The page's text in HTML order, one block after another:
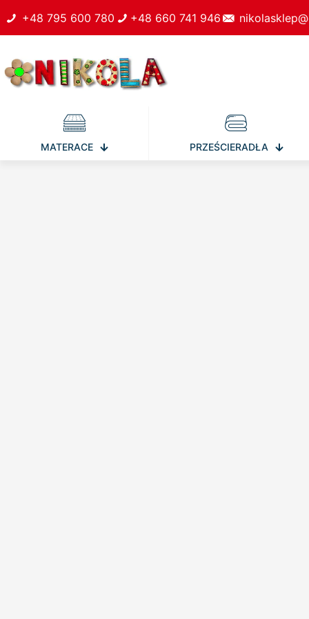
+48 795 600 780 +48 660 741 946
MATERACE PRZEŚCIERADŁA